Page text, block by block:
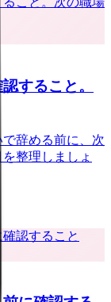
すること。
辞める前に、次
整理しましょ